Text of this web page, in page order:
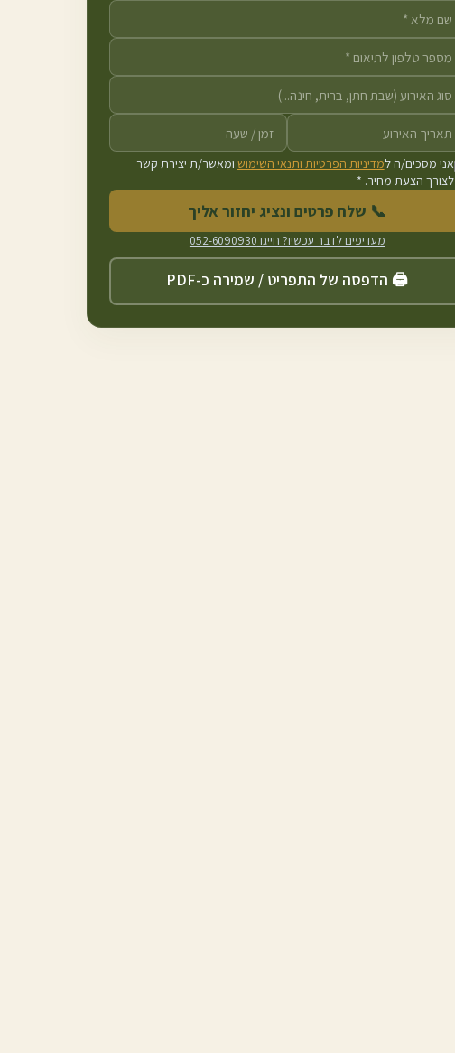
אני מסכים/ה למדיניות הפרטיות ותנאי השימוש ומאשר/ת יצירת קשר
לצורך הצעת מחיר. *
📞 שלח פרטים ונציג יחזור אליך
מעדיפים לדבר עכשיו? חייגו 052-6090930
🖨️ הדפסה של התפריט / שמירה כ-PDF